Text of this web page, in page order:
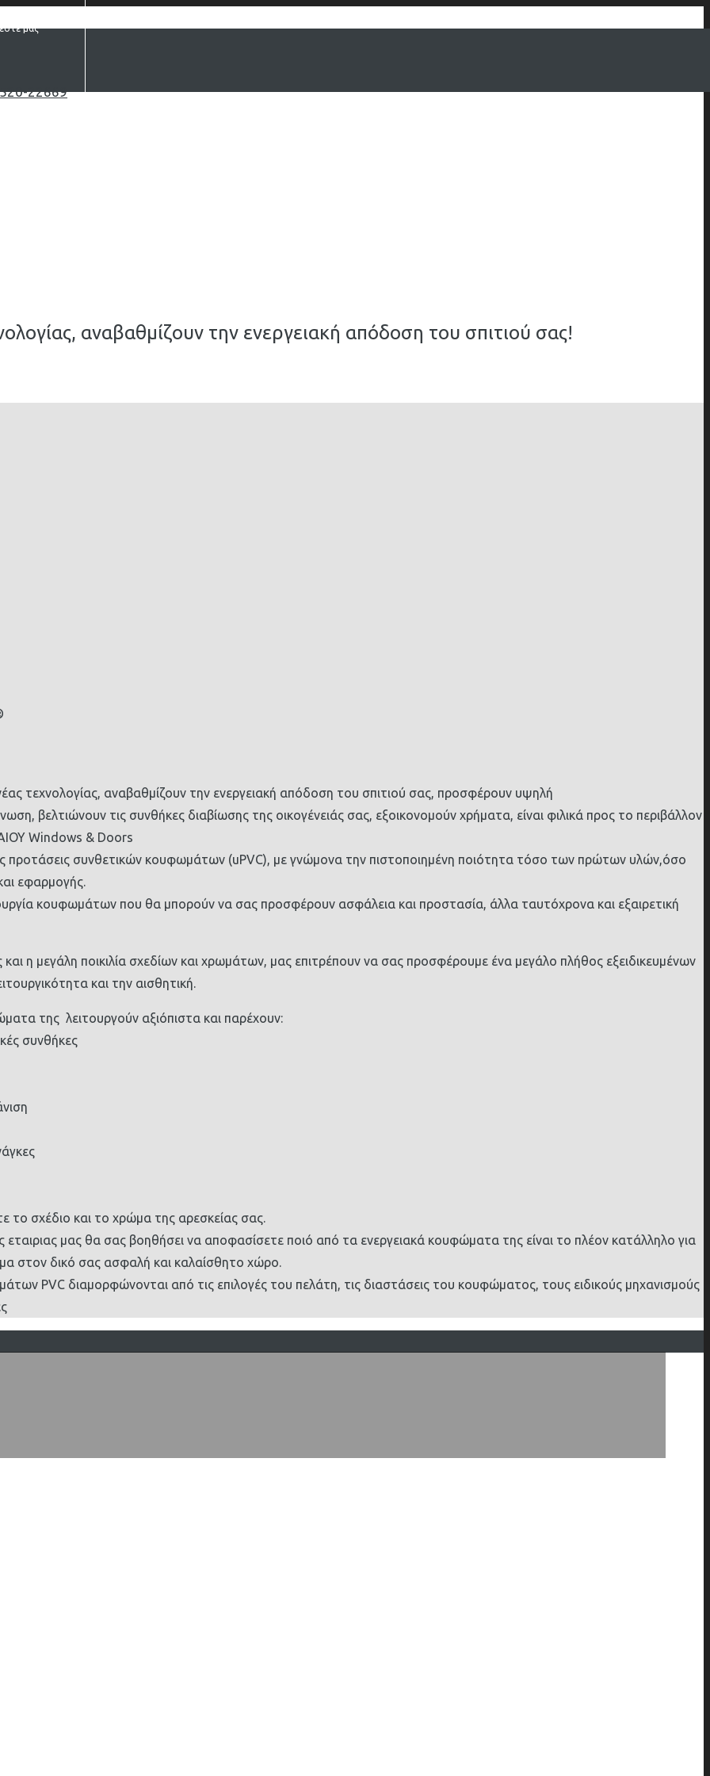
μας
22669
αναβαθμίζουν την ενεργειακή απόδοση του σπιτιού σας!
τεχνολογίας, αναβαθμίζουν την ενεργειακή απόδοση του σπιτιού σας, προσφέρουν υψηλή
βελτιώνουν τις συνθήκες διαβίωσης της οικογένειάς σας, εξοικονομούν χρήματα, είναι φιλικά προς το περιβάλλον
Windows & Doors
προτάσεις συνθετικών κουφωμάτων (uPVC), με γνώμονα την πιστοποιημένη ποιότητα τόσο των πρώτων υλών,όσο
εφαρμογής.
κουφωμάτων που θα μπορούν να σας προσφέρουν ασφάλεια και προστασία, άλλα ταυτόχρονα και εξαιρετική
η μεγάλη ποικιλία σχεδίων και χρωμάτων, μας επιτρέπουν να σας προσφέρουμε ένα μεγάλο πλήθος εξειδικευμένων
και την αισθητική.
της λειτουργούν αξιόπιστα και παρέχουν:
συνθήκες
το σχέδιο και το χρώμα της αρεσκείας σας.
εταιριας μας θα σας βοηθήσει να αποφασίσετε ποιό από τα ενεργειακά κουφώματα της είναι το πλέον κατάλληλο για
στον δικό σας ασφαλή και καλαίσθητο χώρο.
PVC διαμορφώνονται από τις επιλογές του πελάτη, τις διαστάσεις του κουφώματος, τους ειδικούς μηχανισμούς